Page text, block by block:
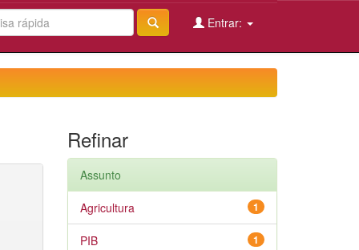
Entrar:
Refinar
Assunto
1
Agricultura
1
PIB